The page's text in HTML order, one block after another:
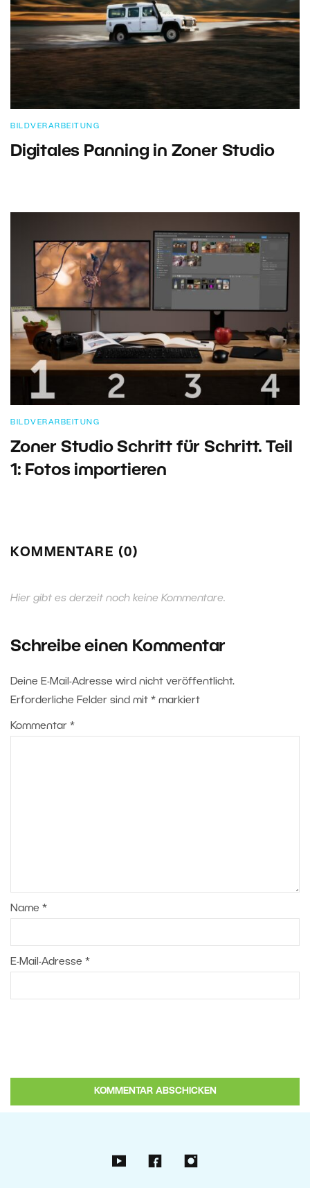
BILDVERARBEITUNG
Digitales Panning in Zoner Studio
BILDVERARBEITUNG
Zoner Studio Schritt für Schritt. Teil
1: Fotos importieren
KOMMENTARE (0)
Hier gibt es derzeit noch keine Kommentare.
Schreibe einen Kommentar
Deine E-Mail-Adresse wird nicht veröffentlicht.
Erforderliche Felder sind mit * markiert
Kommentar *
Name *
E-Mail-Adresse *